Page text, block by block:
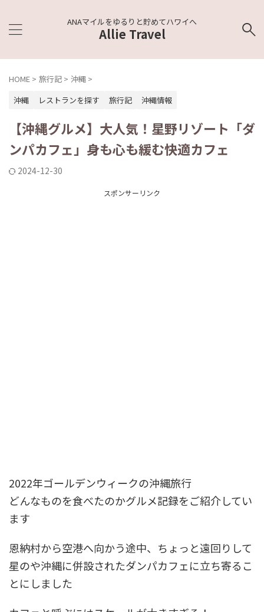
ANAマイルをゆるりと貯めてハワイへ
Allie Travel
HOME > 旅行記 > 沖縄 >
沖縄
レストランを探す 旅行記 沖縄情報
【沖縄グルメ】大人気！星野リゾート「ダ
ンパカフェ」身も心も緩む快適カフェ
2024-12-30
スポンサーリンク
2022年ゴールデンウィークの沖縄旅行
どんなものを食べたのかグルメ記録をご紹介してい
ます
恩納村から空港へ向かう途中、ちょっと遠回りして
星のや沖縄に併設されたダンパカフェに立ち寄るこ
とにしました